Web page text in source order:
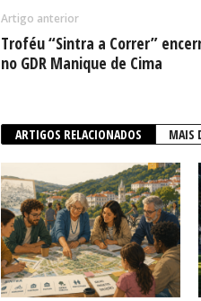
Artigo anterior
Troféu “Sintra a Correr”
no GDR Manique de Cima
ARTIGOS RELACIONADOS MAIS